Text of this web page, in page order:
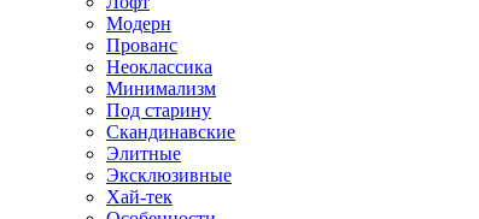
Модерн
Прованс
Неоклассика
Минимализм
Под старину
Скандинавские
Элитные
Эксклюзивные
Хай-тек